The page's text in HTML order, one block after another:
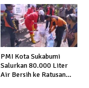
PMI Kota Sukabumi
Salurkan 80.000 Liter
Air Bersih ke Ratusan